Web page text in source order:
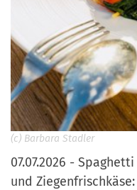
(c) Barbara Stadler
07.07.2026 -
und